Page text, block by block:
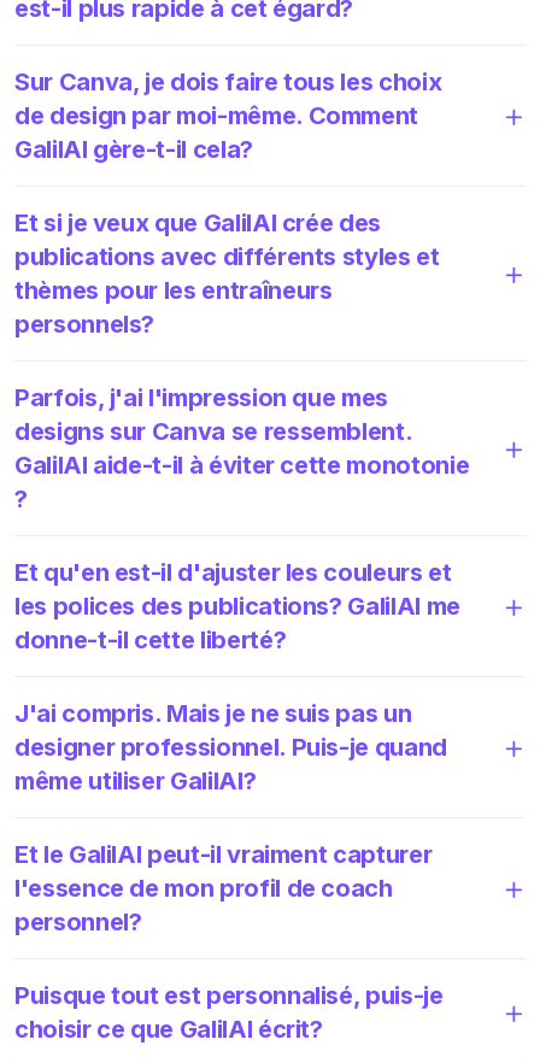
est-il plus rapide à cet égard?
Sur Canva, je dois faire tous les choix
de design par moi-même. Comment
GalilAI gère-t-il cela?
Et si je veux que GalilAI crée des
publications avec différents styles et
thèmes pour les entraîneurs
personnels?
Parfois, j'ai l'impression que mes
designs sur Canva se ressemblent.
GalilAI aide-t-il à éviter cette monotonie
?
Et qu'en est-il d'ajuster les couleurs et
les polices des publications? GalilAI me
donne-t-il cette liberté?
J'ai compris. Mais je ne suis pas un
designer professionnel. Puis-je quand
même utiliser GalilAI?
Et le GalilAI peut-il vraiment capturer
l'essence de mon profil de coach
personnel?
Puisque tout est personnalisé, puis-je
choisir ce que GalilAI écrit?